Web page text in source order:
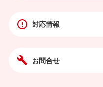
対応情報
お問合せ